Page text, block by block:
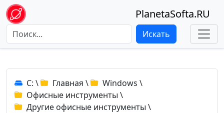
PlanetaSofta.RU
Искать
C: \ Главная \ Windows \
Офисные инструменты \
Другие офисные инструменты \